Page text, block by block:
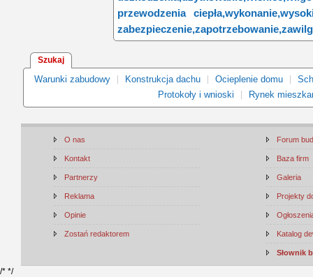
przewodzenia ciepła,wykonanie,
zabezpieczenie,zapotrzebowanie,
Szukaj
Warunki zabudowy Konstrukcja dachu Ocieplenie domu
Protokoły i wnioski
Rynek
O nas
Kontakt
Partnerzy
Reklama
Opinie
Zostań redaktorem
Forum
Baza firm
Galeria
Projekty
Katalog
Słownik
/* */